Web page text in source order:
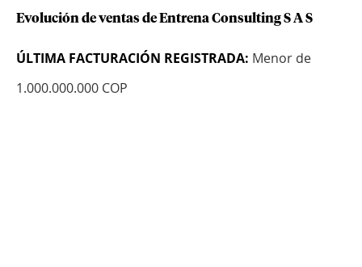
Evolución de ventas de Entrena Consulting S A S
ÚLTIMA FACTURACIÓN REGISTRADA: Menor de
1.000.000.000 COP